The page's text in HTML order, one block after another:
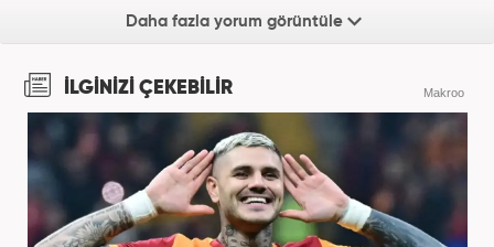
Daha fazla yorum görüntüle
İLGİNİZİ ÇEKEBİLİR Makroo